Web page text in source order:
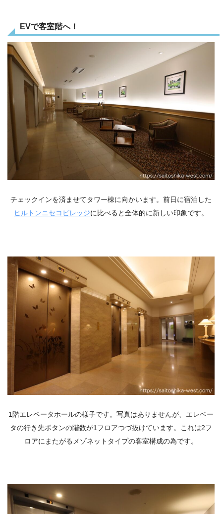
EVで客室階へ！
チェックインを済ませてタワー棟に向かいます。前日に宿泊した
ヒルトンニセコビレッジに比べると全体的に新しい印象です。
1階エレベータホールの様子です。写真はありませんが、エレベー
タの行き先ボタンの階数が1フロアつづ抜けています。これは2フ
ロアにまたがるメゾネットタイプの客室構成の為です。